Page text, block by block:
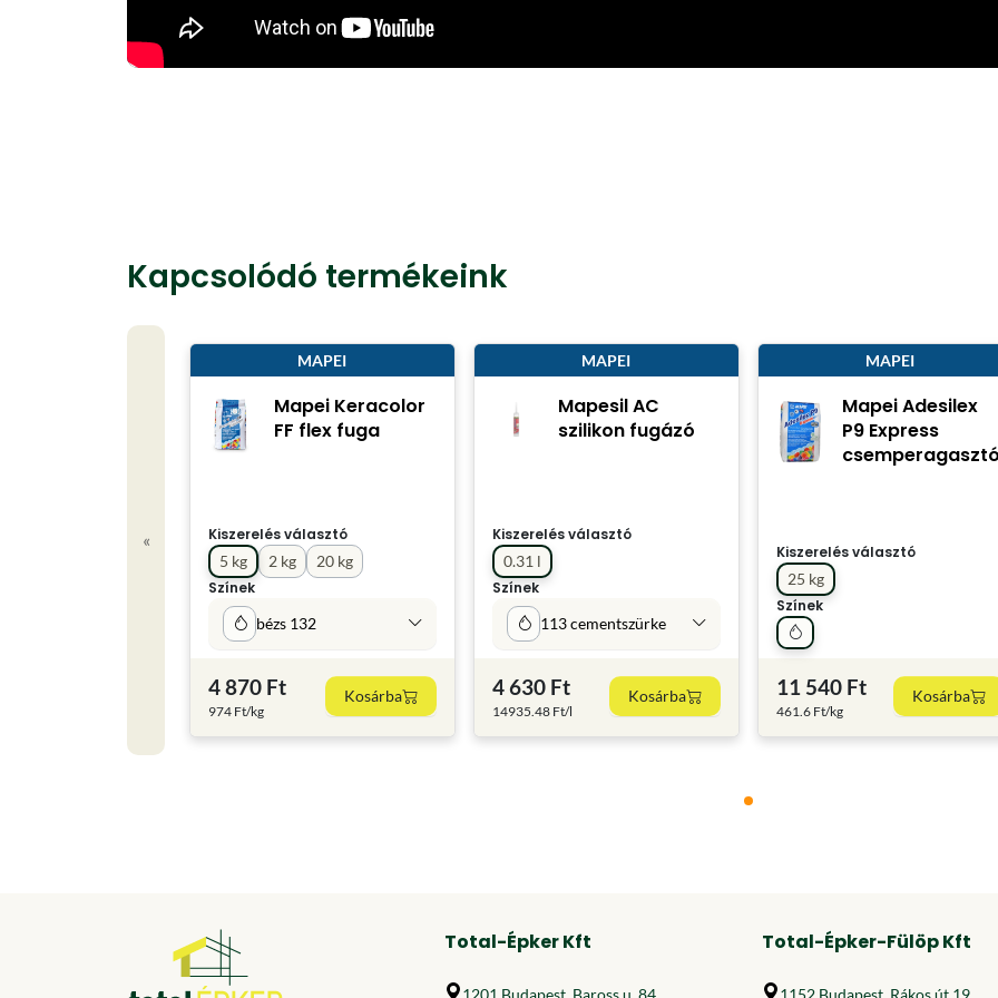
Kapcsolódó termékeink
«
MAPEI
Mapei Keracolor
FF flex fuga
Kiszerelés választó
2 kg
5 kg
20 kg
Színek
bézs 132
4 870 Ft
974 Ft/kg
Kosárba
MAPEI
Mapesil AC
szilikon fugázó
Kiszerelés választó
0.31 l
Színek
113 cementszürke
4 630 Ft
14935.48 Ft/l
Kosárba
MAPEI
Mapei Adesilex
P9 Express
Kiszerelés választó
25 kg
Színek
11 540 Ft
461.6 Ft/kg
Kosárba
Total-Épker Kft
1201 Budapest, Baross u. 84.
Total-Épker-Fülöp Kft
1152 Budapest, Rákos út 19.